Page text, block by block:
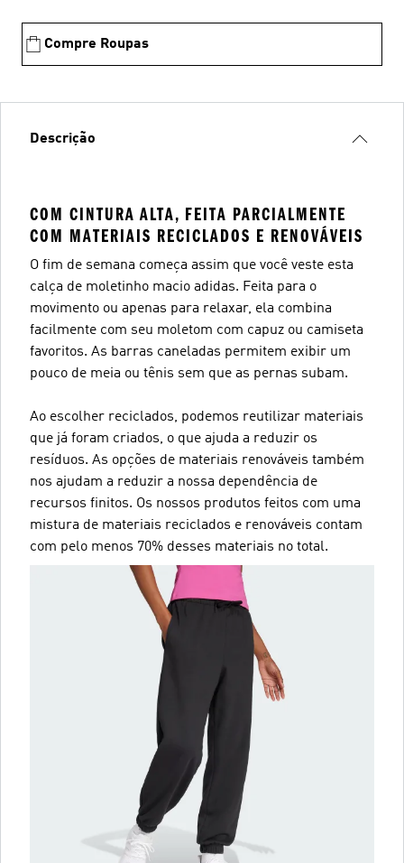
Compre Roupas
Descrição
COM CINTURA ALTA, FEITA PARCIALMENTE
COM MATERIAIS RECICLADOS E RENOVÁVEIS
O fim de semana começa assim que você veste esta
calça de moletinho macio adidas. Feita para o
movimento ou apenas para relaxar, ela combina
facilmente com seu moletom com capuz ou camiseta
favoritos. As barras caneladas permitem exibir um
pouco de meia ou tênis sem que as pernas subam.
Ao escolher reciclados, podemos reutilizar materiais
que já foram criados, o que ajuda a reduzir os
resíduos. As opções de materiais renováveis também
nos ajudam a reduzir a nossa dependência de
recursos finitos. Os nossos produtos feitos com uma
mistura de materiais reciclados e renováveis contam
com pelo menos 70% desses materiais no total.